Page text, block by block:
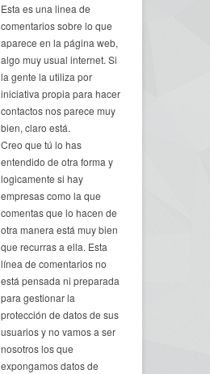
Esta es una linea de
comentarios sobre lo que
aparece en la página web,
algo muy usual internet. Si
la gente la utiliza por
iniciativa propia para hacer
contactos nos parece muy
bien, claro está.
Creo que tú lo has
entendido de otra forma y
logicamente si hay
empresas como la que
comentas que lo hacen de
otra manera está muy bien
que recurras a ella. Esta
línea de comentarios no
está pensada ni preparada
para gestionar la
protección de datos de sus
usuarios y no vamos a ser
nosotros los que
expongamos datos de